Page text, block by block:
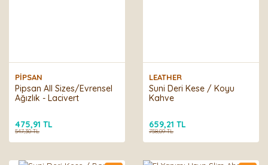
PİPSAN
Pipsan All Sizes/Evrensel
Ağızlık - Lacivert
475,91 TL
547,30 TL
LEATHER
Suni Deri Kese / Koyu
Kahve
659,21 TL
758,09 TL